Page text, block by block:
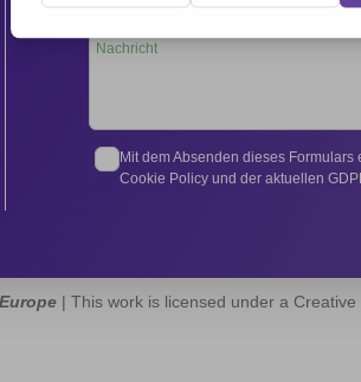
Mit dem Absenden dieses
Cookie Policy und der aktuellen
| This work is licensed under a